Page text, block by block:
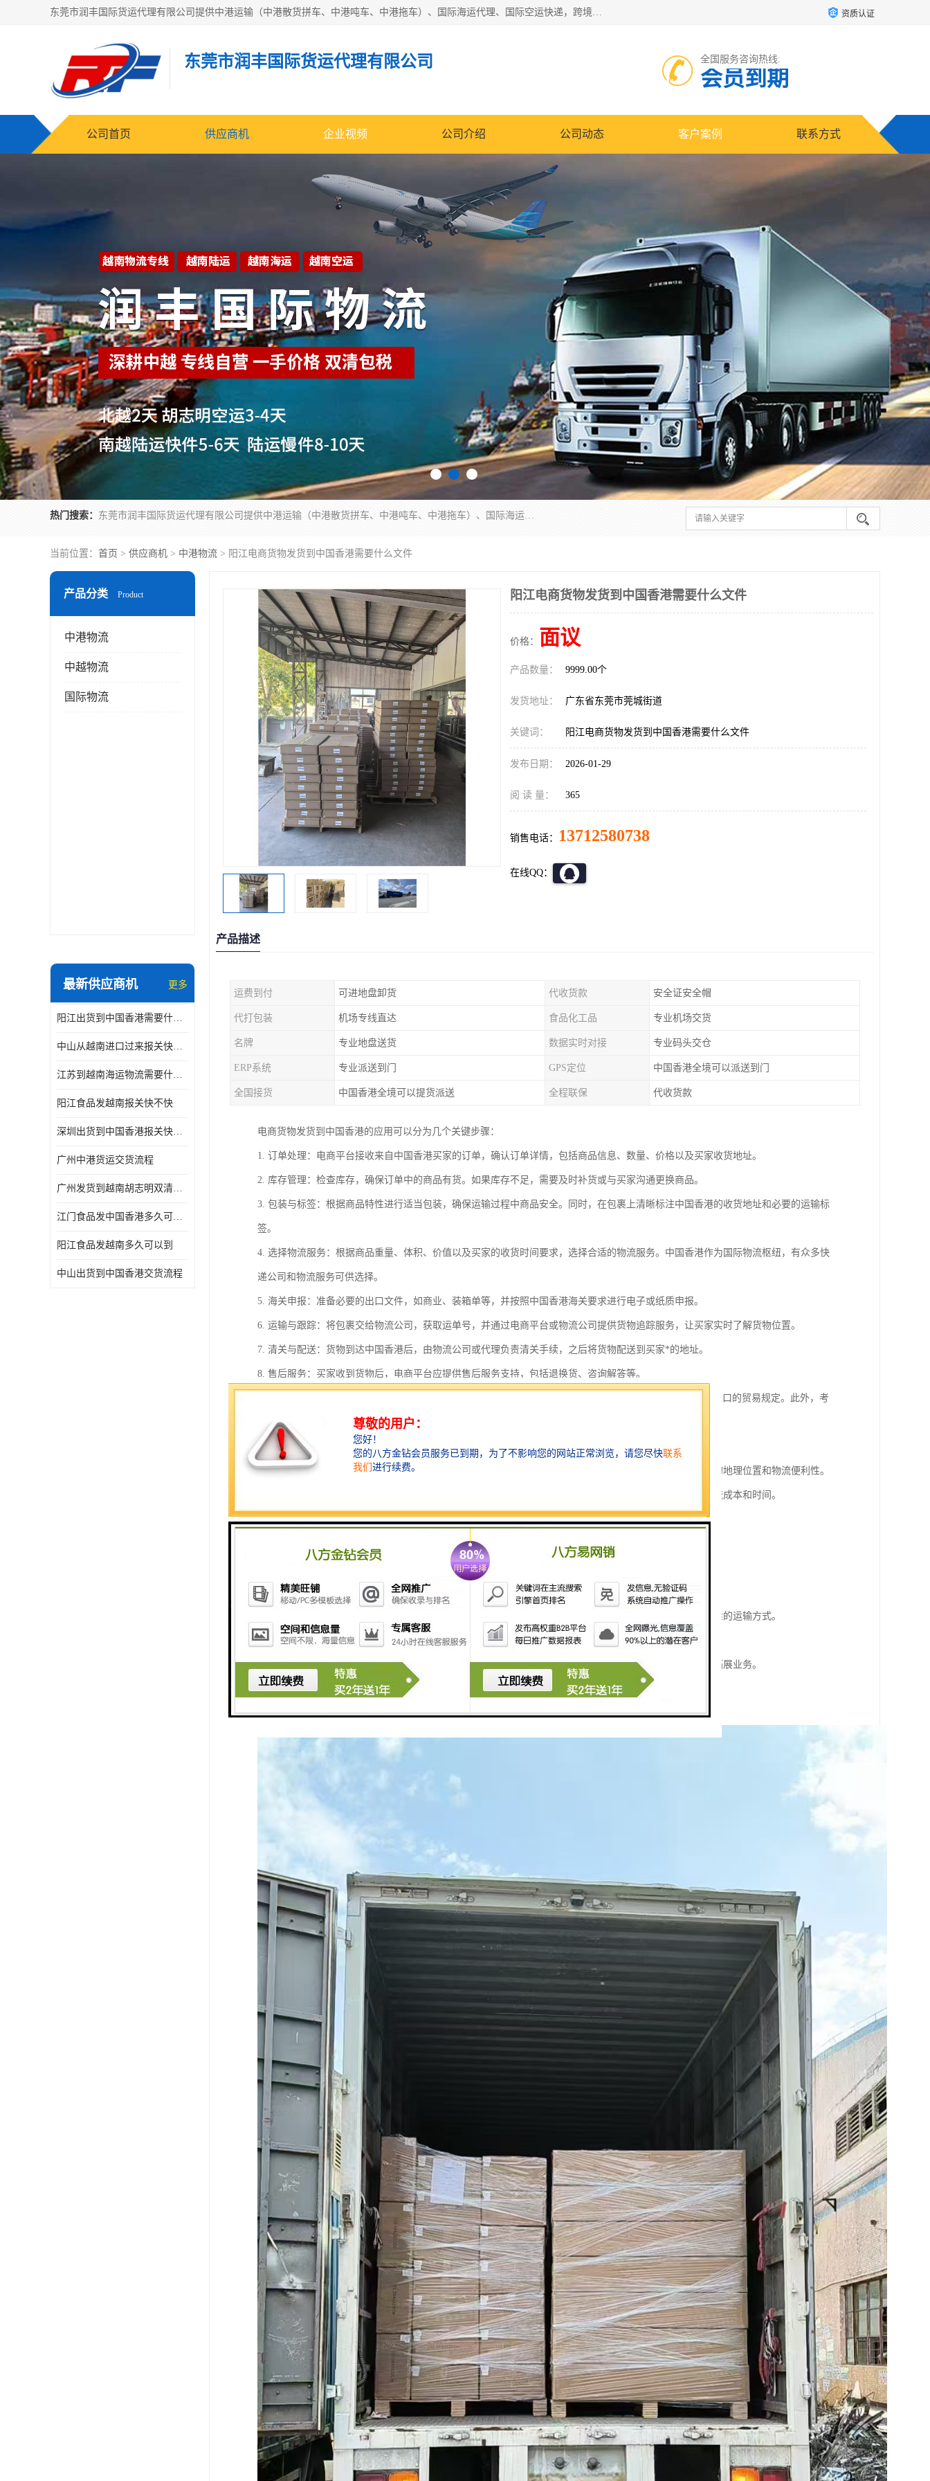
东莞市润丰国际货运代理有限公司提供中港运输（中港散货拼车、中港吨车、中港拖车）、国际海运代理、国际空运快递，跨境电商，亚马逊FBA，国内物流园服务，进出口报关，仓储，提供给客户整套运输解决方案和增值服务 资质认证
东莞市润丰国际货运代理有限公司 全国服务咨询热线:
会员到期
公司首页 供应商机 企业视频 公司介绍 公司动态 客户案例 联系方式
热门搜索： 东莞市润丰国际货运代理有限公司提供中港运输（中港散货拼车、中港吨车、中港拖车）、国际海运代理、国际空运快递，跨境电商，亚马逊FBA，国内物流园服务，进出口报关，仓储，提供给客户整套运输解决方案和增值服务
当前位置： 首页 > 供应商机 > 中港物流 > 阳江电商货物发货到中国香港需要什么文件
产品分类 Product
中港物流
中越物流
国际物流
最新供应商机 更多
阳江出货到中国香港需要什么条件 专线直达
中山从越南进口过来报关快不快
江苏到越南海运物流需要什么条件 一步到位
阳江食品发越南报关快不快
深圳出货到中国香港报关快不快 一手货源
广州中港货运交货流程
广州发货到越南胡志明双清需要什么文件
江门食品发中国香港多久可以到 一键发货
阳江食品发越南多久可以到
中山出货到中国香港交货流程
阳江电商货物发货到中国香港需要什么文件
价格： 面议
产品数量： 9999.00个
发货地址： 广东省东莞市莞城街道
关键词： 阳江电商货物发货到中国香港需要什么文件
发布日期： 2026-01-29
阅 读 量： 365
销售电话： 13712580738
在线QQ：
产品描述
运费到付 可进地盘卸货 代收货款 安全证安全帽
代打包装 机场专线直达 食品化工品 专业机场交货
名牌 专业地盘送货 数据实时对接 专业码头交仓
ERP系统 专业派送到门 GPS定位 中国香港全境可以派送到门
全国接货 中国香港全境可以提货派送 全程联保 代收货款
电商货物发货到中国香港的应用可以分为几个关键步骤：
1. 订单处理：电商平台接收来自中国香港买家的订单，确认订单详情，包括商品信息、数量、价格以及买家收货地址。
2. 库存管理：检查库存，确保订单中的商品有货。如果库存不足，需要及时补货或与买家沟通更换商品。
3. 包装与标签：根据商品特性进行适当包装，确保运输过程中商品安全。同时，在包裹上清晰标注中国香港的收货地址和必要的运输标
签。
4. 选择物流服务：根据商品重量、体积、价值以及买家的收货时间要求，选择合适的物流服务。中国香港作为国际物流枢纽，有众多快
递公司和物流服务可供选择。
5. 海关申报：准备必要的出口文件，如商业、装箱单等，并按照中国香港海关要求进行电子或纸质申报。
6. 运输与跟踪：将包裹交给物流公司，获取运单号，并通过电商平台或物流公司提供货物追踪服务，让买家实时了解货物位置。
7. 清关与配送：货物到达中国香港后，由物流公司或代理负责清关手续，之后将货物配送到买家*的地址。
8. 售后服务：买家收到货物后，电商平台应提供售后服务支持，包括退换货、咨询解答等。
在整个过程中，电商平台需要确保信息流、物流和资金流的顺畅，同时遵守相关的法律法规，特别是出口和进口的贸易规定。此外，考
虑到中国香港的特殊地位，电商平台还需要了解并遵守中国香港特别行政区的相关政策和条例。
出货到中国香港的特点包括：
1. 地理位置优势：中国香港位于中国南部，靠近珠江三角洲，是连接中国内地与市场的重要枢纽，具有优越的地理位置和物流便利性。
2. 自由贸易港：中国香港是一个自由贸易港，货物进出口通常免征关税，且清关手续简便，降低了企业的物流成本和时间。
3. 的物流体系：中国香港拥有世界的港口和机场，物流基础设施完善，运输效率高，能够快速处理大量货物。
4. 国际化市场：中国香港是一个高度国际化的城市，拥有多元化的市场需求，适合各类商品的进出口贸易。
5. 法律与金融环境：中国香港的法律体系健全，金融环境稳定，为国际贸易提供了良好的保障和支持。
6. 语言与文化：中国香港的主要语言为中文和英语，文化上与内地相近，便于沟通和商务往来。
7. 多样化的运输方式：货物可以通过海运、空运、陆运等多种方式进出中国香港，企业可以根据需求选择合适的运输方式。
8. 供应链管理：中国香港的供应链管理且，能够提供从仓储、运输到配送的一站式服务。
9. 市场需求多样：中国香港市场对各类商品的需求广泛，包括电子产品、奢侈品、食品等，适合不业的企业拓展业务。
10. 政策支持：中国香港政府积推动贸易发展，提供多种政策支持和便利措施，帮助企业地开展进出口业务。
这些特点使得中国香港成为贸易的重要节点，吸引了众多企业选择其作为出货目的地。